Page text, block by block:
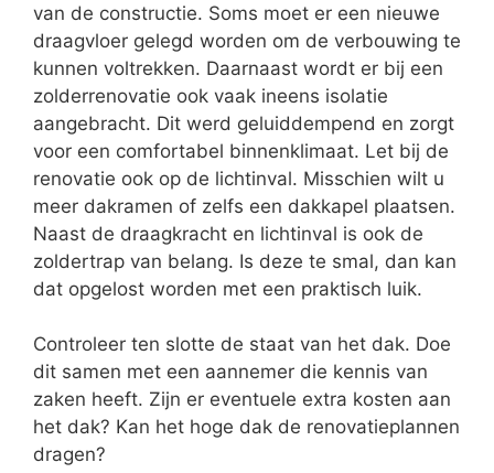
van de constructie. Soms moet er een nieuwe
draagvloer gelegd worden om de verbouwing te
kunnen voltrekken. Daarnaast wordt er bij een
zolderrenovatie ook vaak ineens isolatie
aangebracht. Dit werd geluiddempend en zorgt
voor een comfortabel binnenklimaat. Let bij de
renovatie ook op de lichtinval. Misschien wilt u
meer dakramen of zelfs een dakkapel plaatsen.
Naast de draagkracht en lichtinval is ook de
zoldertrap van belang. Is deze te smal, dan kan
dat opgelost worden met een praktisch luik.
Controleer ten slotte de staat van het dak. Doe
dit samen met een aannemer die kennis van
zaken heeft. Zijn er eventuele extra kosten aan
het dak? Kan het hoge dak de renovatieplannen
dragen?